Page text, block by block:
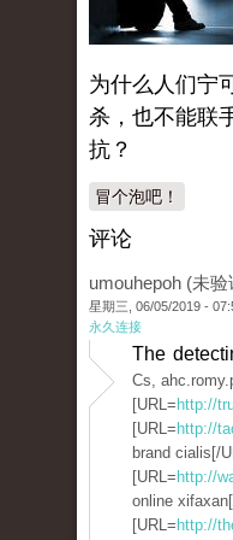
为什么人们宁
杀，也不能联
抗？
冒个泡吧！
评论
umouhepoh (未验
星期三, 06/05/2019 -
永久连接
The
Cs,
[URL= http://
[URL= http://
brand cialis[/
[URL= http://
online
[URL= http://